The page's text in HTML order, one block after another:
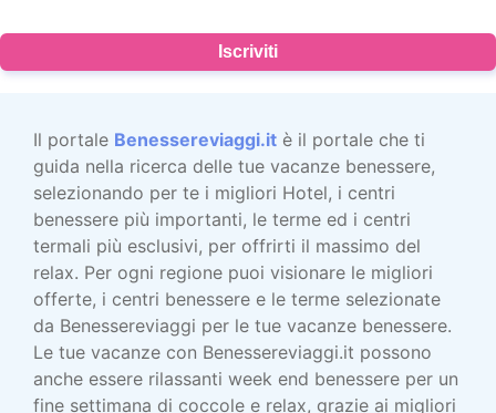
Iscriviti
Il portale Benessereviaggi.it è il portale che ti
guida nella ricerca delle tue vacanze benessere,
selezionando per te i migliori Hotel, i centri
benessere più importanti, le terme ed i centri
termali più esclusivi, per offrirti il massimo del
relax. Per ogni regione puoi visionare le migliori
offerte, i centri benessere e le terme selezionate
da Benessereviaggi per le tue vacanze benessere.
Le tue vacanze con Benessereviaggi.it possono
anche essere rilassanti week end benessere per un
fine settimana di coccole e relax, grazie ai migliori